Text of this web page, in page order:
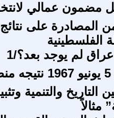
مضمون عمالي
المصادرة على
الفلسطينية
لم يوجد بعد؟/1
التاريخ والتنمية
مثالاً